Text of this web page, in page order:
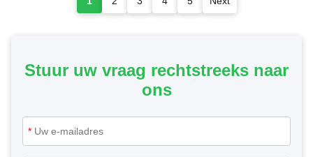
Stuur uw vraag rechtstreeks naar
ons
*